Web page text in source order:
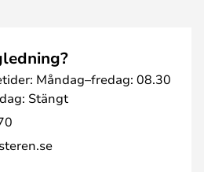
Måndag–fredag: 08.30
Stängt